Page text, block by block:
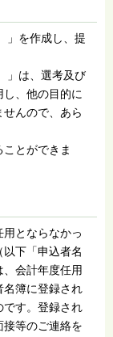
」を作成し、提
」は、選考及び
、他の目的に
んので、あら
とができま
とならなかっ
下「申込者名
会計年度任用
名簿に登録され
です。登録され
等のご連絡を